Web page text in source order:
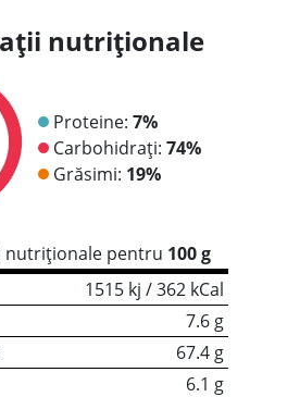
nutriționale
Proteine: 7%
Carbohidrați: 74%
Grăsimi: 19%
nutriționale pentru 100 g
1515 kj / 362 kCal
7.6 g
67.4 g
6.1 g